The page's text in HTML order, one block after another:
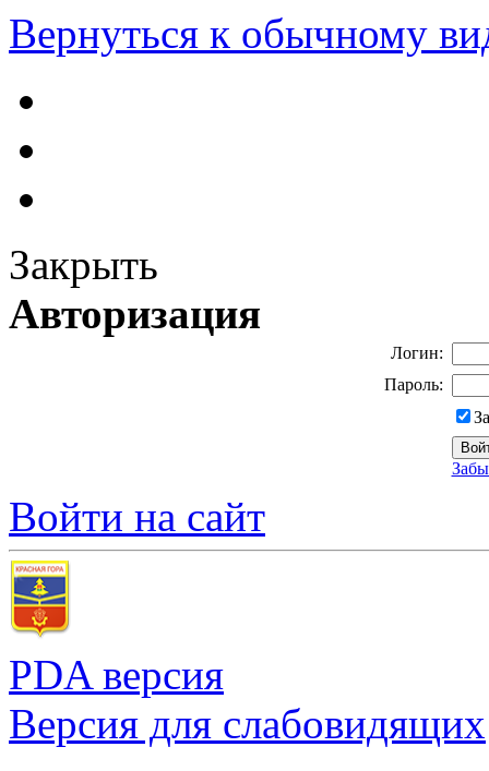
Вернуться к обычному
Закрыть
Авторизация
Логин:
Пароль:
Войти на сайт
PDA версия
Версия для слабовидящих